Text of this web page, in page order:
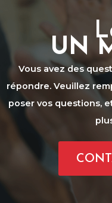
UN
Vous avez des
répondre. Veuillez
poser vos questions,